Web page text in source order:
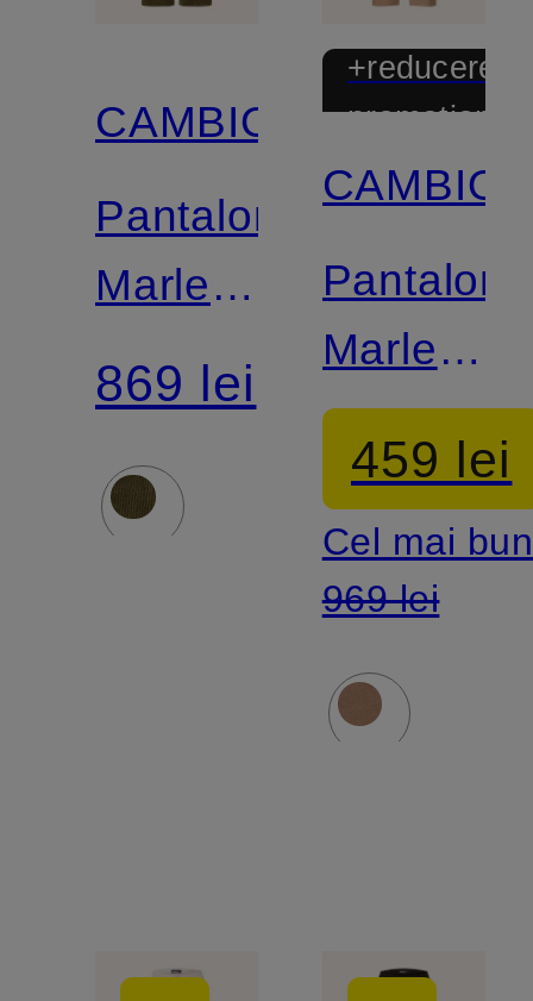
CAMBIO
Pantaloni
Marlene
AMELIE
din
velur
869 lei
+reducere
CAMBIO
Pantaloni
Marlene
MIRA
din in
459 lei
Cel mai
969 lei